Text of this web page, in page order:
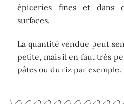
épiceries fines et dans
surfaces.
La quantité vendue peut
petite, mais il en faut très
pâtes ou du riz par exemple.